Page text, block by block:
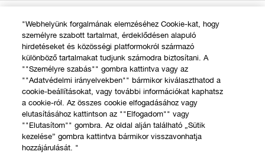
Gyakori kérdések
Kapcsolat a Gyártóval
Hívj minket +36 14 088 554
Élő Chat
Adatvédelmi irányelvek
ÁSZF Online Rendelés
Ajándékkártyák felhasználási feltételek
© Clinique Laboratories, llc. Minden jog fenntartva
Chat
"Webhelyünk forgalmának elemzéséhez Cookie-kat, hogy
személyre szabott tartalmat, érdeklődésen alapuló
hirdetéseket és közösségi platformokról származó
különböző tartalmakat tudjunk számodra biztosítani. A
""Személyre szabás"" gombra kattintva vagy az
""Adatvédelmi irányelvekben"" bármikor kiválaszthatod a
cookie-beállításokat, vagy további információkat kaphatsz
a cookie-ról. Az összes cookie elfogadásához vagy
elutasításához kattintson az ""Elfogadom"" vagy
""Elutasítom"" gombra. Az oldal alján található „Sütik
kezelése” gombra kattintva bármikor visszavonhatja
hozzájárulását. "